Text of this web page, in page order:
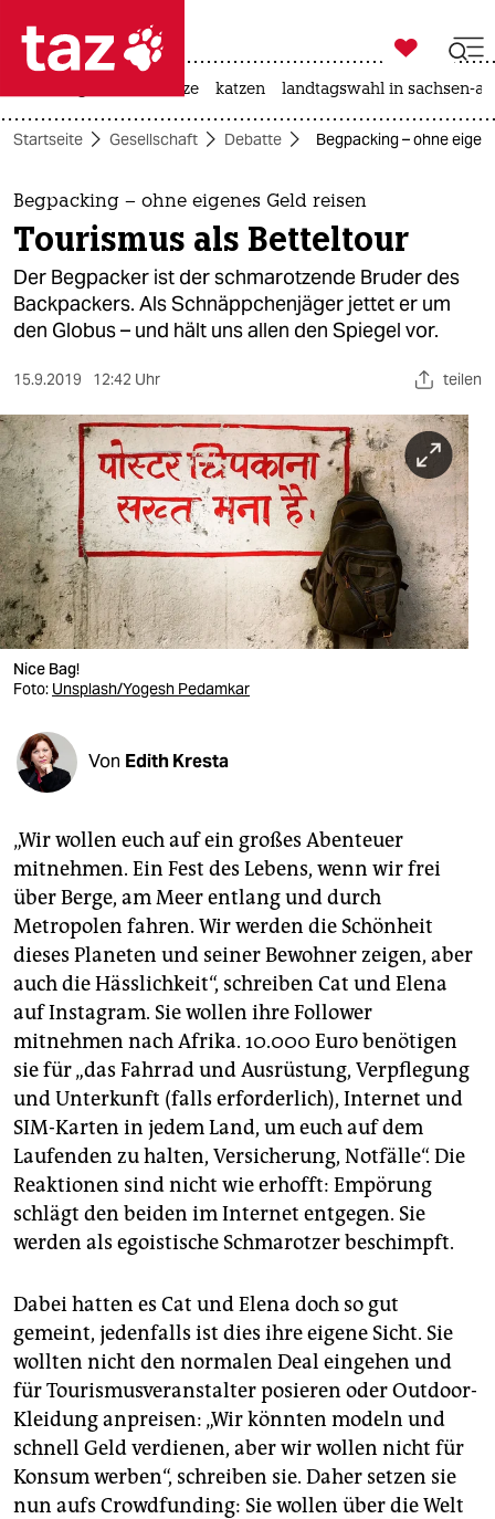
 taz zahl ich
taz zahl ich
themen
politik
öko
sport
berlin
nord
wahrheit
verlag
verlag
veranstaltungen
shop
unterstützen
abo
genossenschaft
epaper login

taz zahl ich
hitze katzen landtagswahl in sachsen-
Startseite Gesellschaft Debatte Begpacking – ohne
Begpacking – ohne eigenes Geld reisen
Tourismus als Betteltour
Der Begpacker ist der schmarotzende Bruder des
Backpackers. Als Schnäppchenjäger jettet er um
den Globus – und hält uns allen den Spiegel vor.
15.9.2019 12:42 Uhr teilen
Nice Bag!
Foto: Unsplash/Yogesh Pedamkar
Von Edith Kresta
„Wir wollen euch auf ein großes Abenteuer
mitnehmen. Ein Fest des Lebens, wenn wir frei
über Berge, am Meer entlang und durch
Metropolen fahren. Wir werden die Schönheit
dieses Planeten und seiner Bewohner zeigen, aber
auch die Hässlichkeit“, schreiben Cat und Elena
auf Instagram. Sie wollen ihre Follower
mitnehmen nach Afrika. 10.000 Euro benötigen
sie für „das Fahrrad und Ausrüstung, Verpflegung
und Unterkunft (falls erforderlich), Internet und
SIM-Karten in jedem Land, um euch auf dem
Laufenden zu halten, Versicherung, Notfälle“. Die
Reaktionen sind nicht wie erhofft: Empörung
schlägt den beiden im Internet entgegen. Sie
werden als egoistische Schmarotzer beschimpft.
Dabei hatten es Cat und Elena doch so gut
gemeint, jedenfalls ist dies ihre eigene Sicht. Sie
wollten nicht den normalen Deal eingehen und
für Tourismusveranstalter posieren oder Outdoor-
Kleidung anpreisen: „Wir könnten modeln und
schnell Geld verdienen, aber wir wollen nicht für
Konsum werben“, schreiben sie. Daher setzen sie
nun aufs Crowdfunding: Sie wollen über die Welt